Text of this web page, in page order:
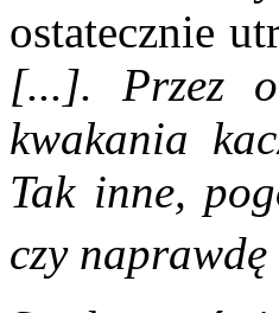
ostatecznie
[...]. Przez
kwakania
Tak inne,
czy naprawdę